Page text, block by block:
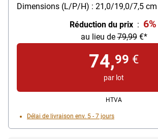
Dimensions (L/P/H) : 21,0/19,0/7,5 cm
Réduction du prix : 6%
au lieu de79,99€*
74,99 €
par lot
HTVA
Délai de livraison env. 5 - 7 jours